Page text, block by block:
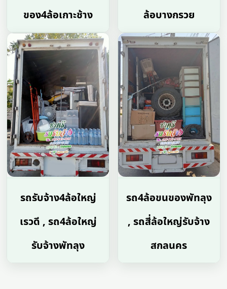
ของ4ล้อเกาะช้าง
ล้อบางกรวย
รถรับจ้าง4ล้อใหญ่
เรวดี , รถ4ล้อใหญ่
รับจ้างพัทลุง
รถ4ล้อขนของพัทลุง
, รถสี่ล้อใหญ่รับจ้าง
สกลนคร